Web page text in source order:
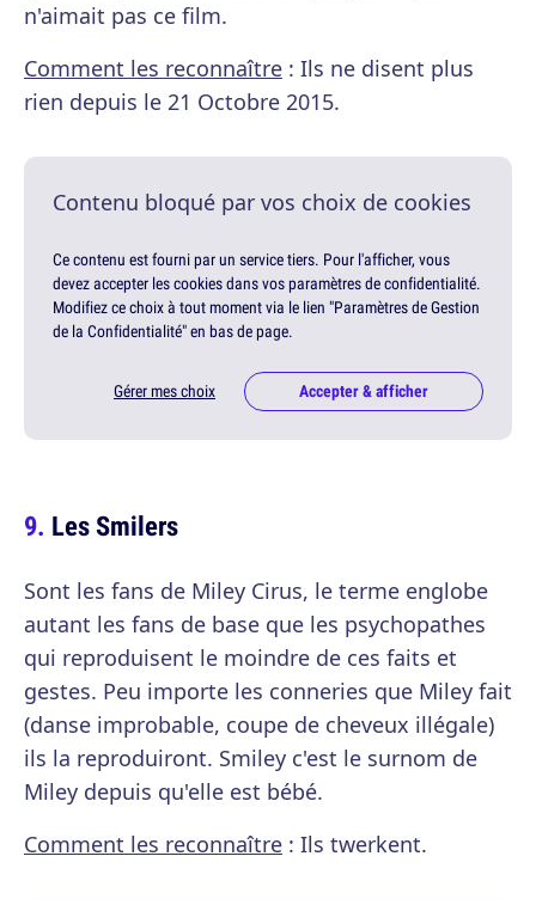
n'aimait pas ce film.
Comment les reconnaître : Ils ne disent plus
rien depuis le 21 Octobre 2015.
Contenu bloqué par vos choix de cookies
Ce contenu est fourni par un service tiers. Pour l'afficher, vous
devez accepter les cookies dans vos paramètres de confidentialité.
Modifiez ce choix à tout moment via le lien "Paramètres de Gestion
de la Confidentialité" en bas de page.
Gérer mes choix Accepter & afficher
Les Smilers
Sont les fans de Miley Cirus, le terme englobe
autant les fans de base que les psychopathes
qui reproduisent le moindre de ces faits et
gestes. Peu importe les conneries que Miley fait
(danse improbable, coupe de cheveux illégale)
ils la reproduiront. Smiley c'est le surnom de
Miley depuis qu'elle est bébé.
Comment les reconnaître : Ils twerkent.